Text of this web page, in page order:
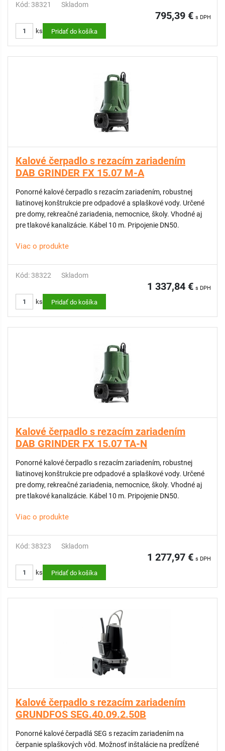
Kód: 38321 Skladom
795,39 € s DPH
ks Pridať do košíka
Kalové čerpadlo s rezacím zariadením
DAB GRINDER FX 15.07 M-A
Ponorné kalové čerpadlo s rezacím zariadením, robustnej
liatinovej konštrukcie pre odpadové a splaškové vody. Určené
pre domy, rekreačné zariadenia, nemocnice, školy. Vhodné aj
pre tlakové kanalizácie. Kábel 10 m. Pripojenie DN50.
Viac o produkte
Kód: 38322 Skladom
1 337,84 € s DPH
ks Pridať do košíka
Kalové čerpadlo s rezacím zariadením
DAB GRINDER FX 15.07 TA-N
Ponorné kalové čerpadlo s rezacím zariadením, robustnej
liatinovej konštrukcie pre odpadové a splaškové vody. Určené
pre domy, rekreačné zariadenia, nemocnice, školy. Vhodné aj
pre tlakové kanalizácie. Kábel 10 m. Pripojenie DN50.
Viac o produkte
Kód: 38323 Skladom
1 277,97 € s DPH
ks Pridať do košíka
Kalové čerpadlo s rezacím zariadením
GRUNDFOS SEG.40.09.2.50B
Ponorné kalové čerpadlá SEG s rezacím zariadením na
čerpanie splaškových vôd. Možnosť inštalácie na predĺžené